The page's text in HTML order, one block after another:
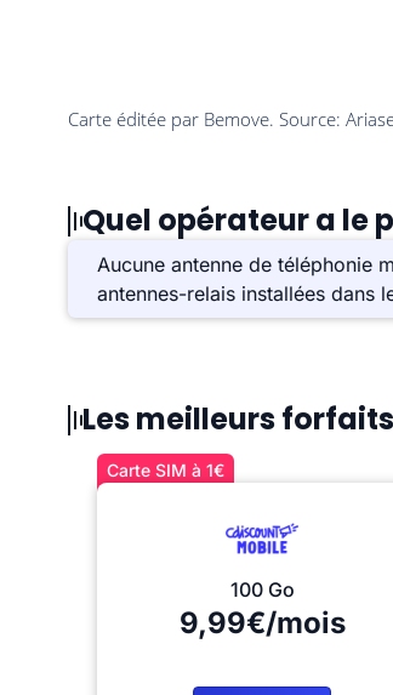
Quel opérateur a le
Aucune antenne de téléphonie
antennes-relais installées dans
Les meilleurs
Carte SIM à 1€
100 Go
9,99€/mois